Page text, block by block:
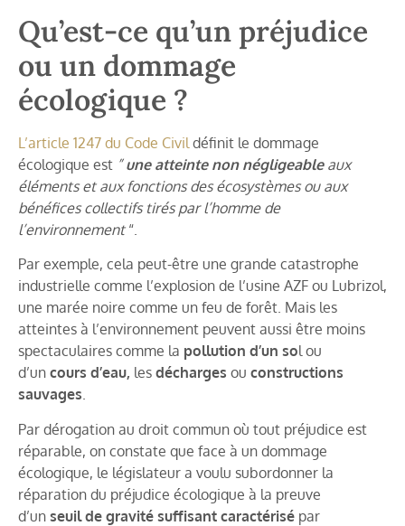
Qu’est-ce qu’un préjudice
ou un dommage
écologique ?
L’article 1247 du Code Civil définit le dommage
écologique est ”une atteinte non négligeableaux
éléments et aux fonctions des écosystèmes ou aux
bénéfices collectifs tirés par l’homme de
l’environnement“.
Par exemple, cela peut-être une grande catastrophe
industrielle comme l’explosion de l’usine AZF ou Lubrizol,
une marée noire comme un feu de forêt. Mais les
atteintes à l’environnement peuvent aussi être moins
spectaculaires comme la pollution d’un sol ou
d’un cours d’eau, les décharges ou constructions
sauvages.
Par dérogation au droit commun où tout préjudice est
réparable, on constate que face à un dommage
écologique, le législateur a voulu subordonner la
réparation du préjudice écologique à la preuve
d’un seuil de gravité suffisant caractérisé par